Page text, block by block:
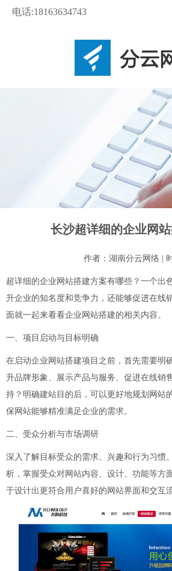
电话:18163634743
长沙超详细的企业网
作者：湖南分云网络 |
超详细的企业网站搭建方案有哪些？一个出
升企业的知名度和竞争力，还能够促进在线
面就一起来看看企业网站搭建的相关内容。
一、项目启动与目标明确
在启动企业网站搭建项目之前，首先需要明
升品牌形象、展示产品与服务、促进在线销
持？明确建站目的后，可以更好地规划网站
保网站能够精准满足企业的需求。
二、受众分析与市场调研
深入了解目标受众的需求、兴趣和行为习惯
析，掌握受众对网站内容、设计、功能等方
于设计出更符合用户喜好的网站界面和交互